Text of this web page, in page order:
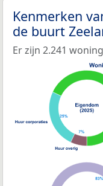
Kenmerken
de buurt
Er zijn 2.241